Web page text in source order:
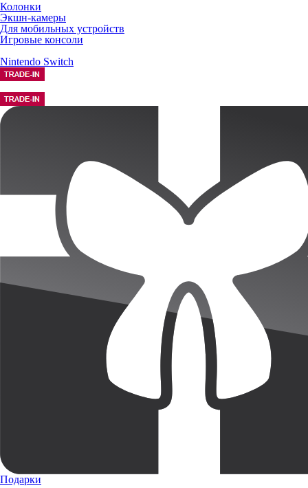
Колонки
Экшн-камеры
Для мобильных устройств
Игровые консоли
Nintendo Switch
Подарки